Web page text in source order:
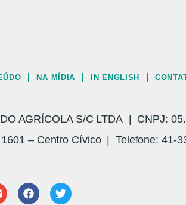
NA MÍDIA IN ENGLISH
AGRÍCOLA S/C LTDA | CNPJ:
– Centro Cívico | Telefone: 41-